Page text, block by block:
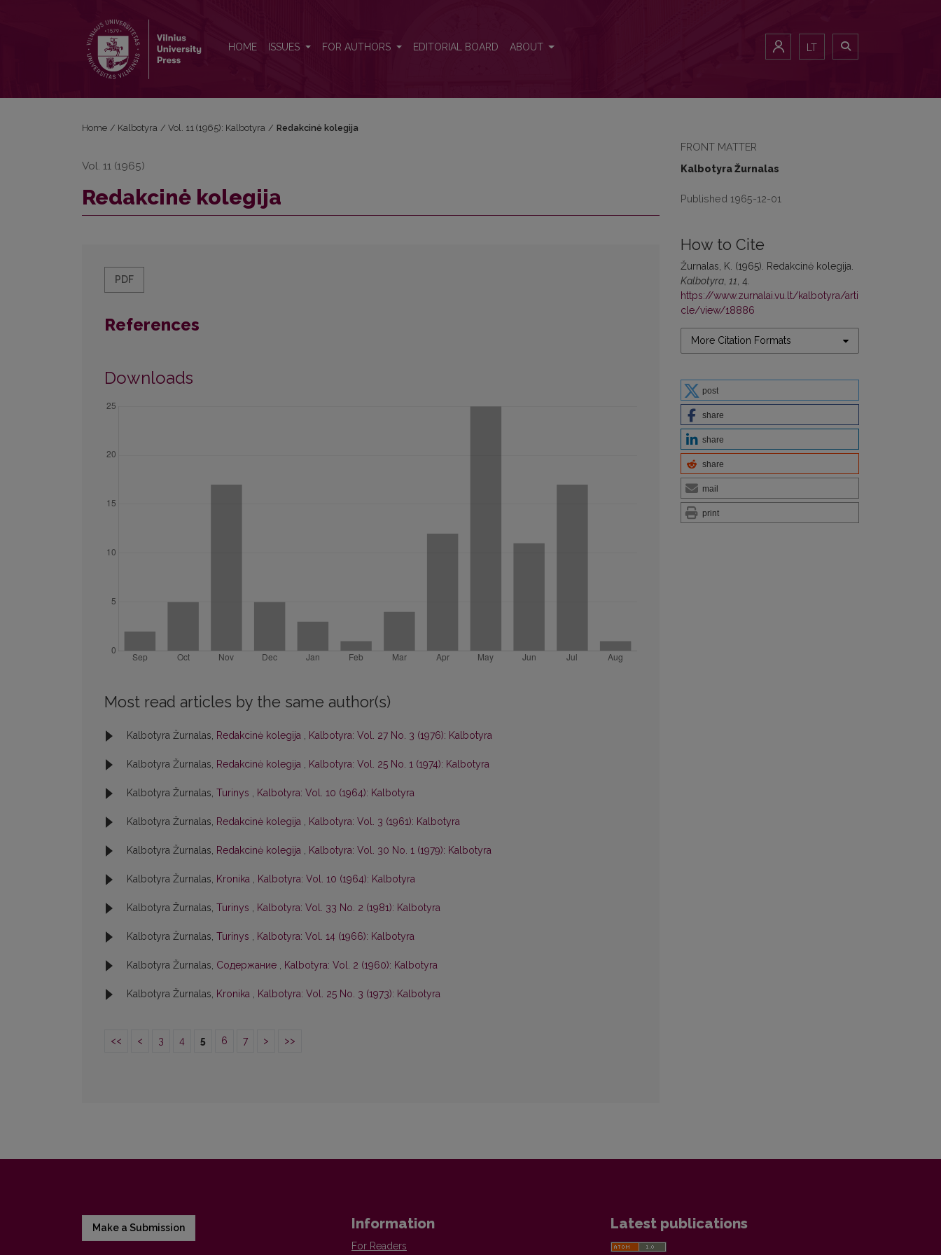
HOME ISSUES FOR AUTHORS EDITORIAL BOARD ABOUT LT
FRONT MATTER
Kalbotyra Žurnalas
Published 1965-12-01
How to Cite
Žurnalas, K. (1965). Redakcinė kolegija.
Kalbotyra 11 , 4.
https://www.zurnalai.vu.lt/kalbotyra/arti
cle/view/18886
More Citation Formats
post
share
share
share
mail
print
Home / Kalbotyra / Vol. 11 (1965): Kalbotyra / Redakcinė kolegija
Vol. 11 (1965)
Redakcinė kolegija
PDF
References
Downloads
Most read articles by the same author(s)
Kalbotyra Žurnalas, Redakcinė kolegija , Kalbotyra: Vol. 27 No. 3 (1976): Kalbotyra
Kalbotyra Žurnalas, Redakcinė kolegija , Kalbotyra: Vol. 25 No. 1 (1974): Kalbotyra
Kalbotyra Žurnalas, Turinys , Kalbotyra: Vol. 10 (1964): Kalbotyra
Kalbotyra Žurnalas, Redakcinė kolegija , Kalbotyra: Vol. 3 (1961): Kalbotyra
Kalbotyra Žurnalas, Redakcinė kolegija , Kalbotyra: Vol. 30 No. 1 (1979): Kalbotyra
Kalbotyra Žurnalas, Kronika , Kalbotyra: Vol. 10 (1964): Kalbotyra
Kalbotyra Žurnalas, Turinys , Kalbotyra: Vol. 33 No. 2 (1981): Kalbotyra
Kalbotyra Žurnalas, Turinys , Kalbotyra: Vol. 14 (1966): Kalbotyra
Kalbotyra Žurnalas, Содержание , Kalbotyra: Vol. 2 (1960): Kalbotyra
Kalbotyra Žurnalas, Kronika , Kalbotyra: Vol. 25 No. 3 (1973): Kalbotyra
<< < 3 4 5 6 7 > >>
Make a Submission Information
For Readers
Latest publications